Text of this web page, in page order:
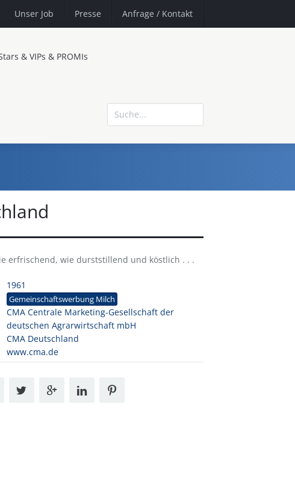
Unser Job Presse Anfrage / Kontakt
& VIPs & PROMIs
erfrischend, wie durststillend und köstlich . . .
1961
Gemeinschaftswerbung Milch
CMA Centrale Marketing-Gesellschaft der
deutschen Agrarwirtschaft mbH
CMA Deutschland
www.cma.de